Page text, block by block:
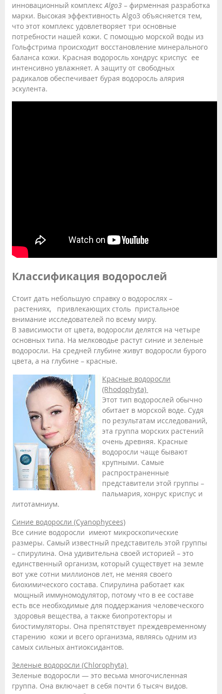
инновационный комплексAlgo3 – фирменная разработка
марки. Высокая эффективность Algo3 объясняется тем,
что этот комплекс удовлетворяет три основные
потребности нашей кожи. С помощью морской воды из
Гольфстрима происходит восстановление минерального
баланса кожи. Красная водоросль хондрус криспус ее
интенсивно увлажняет. А защиту от свободных
радикалов обеспечивает бурая водоросль алярия
эскулента.
Классификация водорослей
Стоит дать небольшую справку о водорослях –
растениях, привлекающих столь пристальное
внимание исследователей по всему миру.
В зависимости от цвета, водоросли делятся на четыре
основных типа. На мелководье растут синие и зеленые
водоросли. На средней глубине живут водоросли бурого
цвета, а на глубине – красные.
Красные водоросли
(Rhodophyta)
Этот тип водорослей обычно
обитает в морской воде. Судя
по результатам исследований,
эта группа морских растений
очень древняя. Красные
водоросли чаще бывают
крупными. Самые
распространенные
представители этой группы –
пальмария, хонрус криспус и
литотамниум.
Синие водоросли (Cyanophycees)
Все синие водоросли имеют микроскопические
размеры. Самый известный представитель этой группы
– спирулина. Она удивительна своей историей – это
единственный организм, который существует на земле
вот уже сотни миллионов лет, не меняя своего
биохимического состава. Спирулина работает как
мощный иммуномодулятор, потому что в ее составе
есть все необходимые для поддержания человеческого
здоровья вещества, а также биопротекторы и
биостимуляторы. Она препятствует преждевременному
старению кожи и всего организма, являясь одним из
самых сильных антиоксидантов.
Зеленые водоросли (Chlorophyta)
Зеленые водоросли — это весьма многочисленная
группа. Она включает в себя почти 6 тысяч видов.